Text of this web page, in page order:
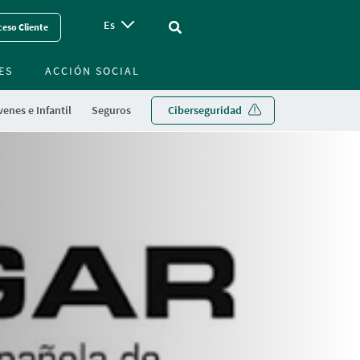
Cliente Es Vinculo - Buscar en la web
e Infantil Seguros Ciberseguridad
ACCIÓN SOCIAL